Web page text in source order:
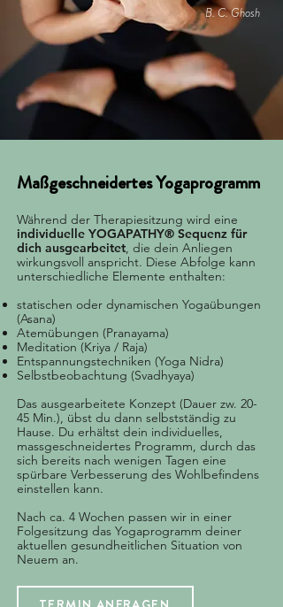
B. C. Ghosh
Maßgeschneidertes Yogaprogramm
Während der Therapiesitzung wird eine
individuelle YOGAPATHY® Sequenz für
dich ausgearbeitet, die dein Anliegen
wirkungsvoll anspricht. Diese Abfolge kann
unterschiedliche Elemente enthalten:
statischen oder dynamischen Yogaübungen
(Asana)
Atemübungen (Pranayama)
Meditation (Kriya / Raja)
Entspannungstechniken (Yoga Nidra)
Selbstbeobachtung (Svadhyaya)
Das ausgearbeitete Konzept (Dauer zw. 20-
45 Min.), übst du dann selbstständig zu
Hause. Du erhältst dein individuelles,
massgeschneidertes Programm, durch das
sich bereits nach wenigen Tagen eine
spürbare Verbesserung des Wohlbefindens
einstellen kann.
Nach ca. 4 Wochen passen wir in einer
Folgesitzung das Yogaprogramm deiner
aktuellen gesundheitlichen Situation von
Neuem an.